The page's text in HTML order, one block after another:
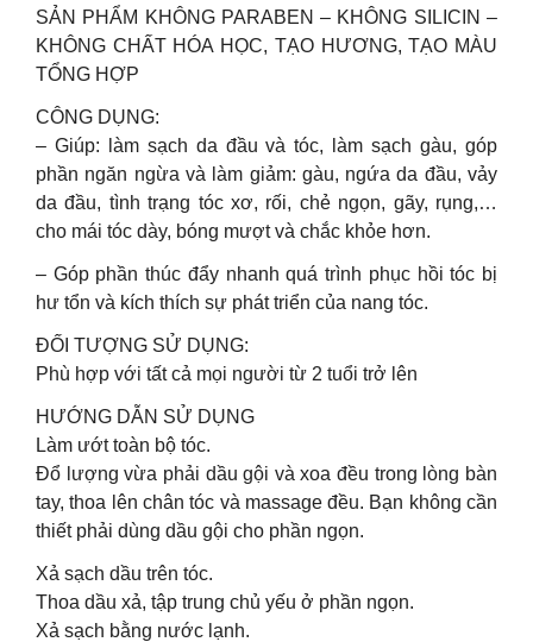
SẢN PHẨM KHÔNG PARABEN – KHÔNG SILICIN –
KHÔNG CHẤT HÓA HỌC, TẠO HƯƠNG, TẠO MÀU
TỔNG HỢP
CÔNG DỤNG:
– Giúp: làm sạch da đầu và tóc, làm sạch gàu, góp
phần ngăn ngừa và làm giảm: gàu, ngứa da đầu, vảy
da đầu, tình trạng tóc xơ, rối, chẻ ngọn, gãy, rụng,…
cho mái tóc dày, bóng mượt và chắc khỏe hơn.
– Góp phần thúc đẩy nhanh quá trình phục hồi tóc bị
hư tổn và kích thích sự phát triển của nang tóc.
ĐỐI TƯỢNG SỬ DỤNG:
Phù hợp với tất cả mọi người từ 2 tuổi trở lên
HƯỚNG DẪN SỬ DỤNG
Làm ướt toàn bộ tóc.
Đổ lượng vừa phải dầu gội và xoa đều trong lòng bàn
tay, thoa lên chân tóc và massage đều. Bạn không cần
thiết phải dùng dầu gội cho phần ngọn.
Xả sạch dầu trên tóc.
Thoa dầu xả, tập trung chủ yếu ở phần ngọn.
Xả sạch bằng nước lạnh.